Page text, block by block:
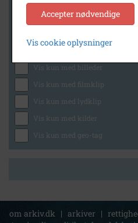
Generelt
Vis kun med billeder
Vis kun med filmklip
Vis kun med lydklip
Vis kun med kilder
Vis kun med geo-tag
om arkiv.dk | arkiver |
Accepter nødvendige
Vis cookie oplysninger